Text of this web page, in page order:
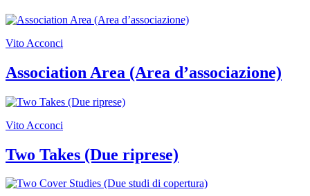
Vito Acconci
Association Area (Area d’associazione)
Vito Acconci
Two Takes (Due riprese)